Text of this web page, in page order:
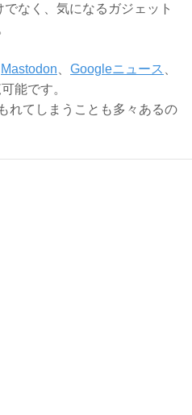
なく、気になるガジェット
Mastodon Googleニュース
能です。
れてしまうことも多々あるの